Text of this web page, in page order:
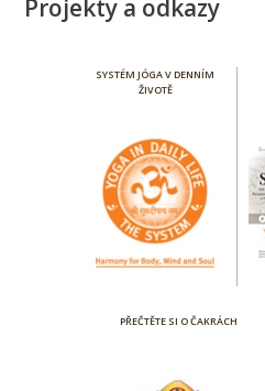
Projekty a odkazy
SYSTÉM JÓGA V DENNÍM
ŽIVOTĚ
PŘEČTĚTE SI O ČAKRÁCH